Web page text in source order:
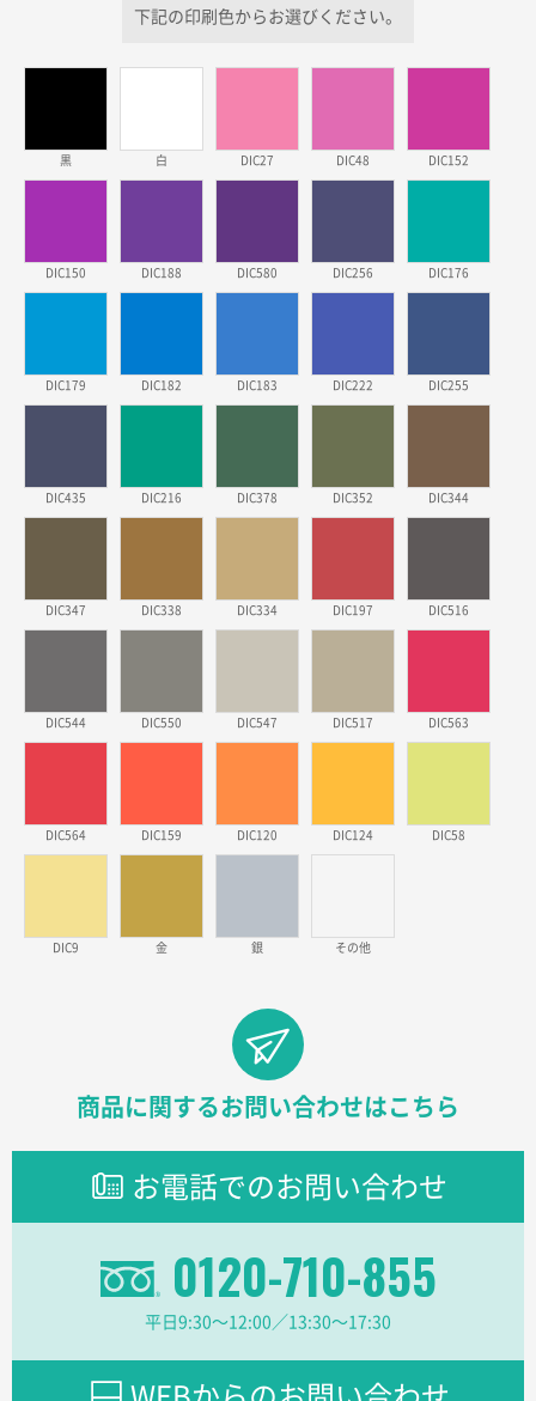
希望の商品、値段であった。いぜん注文したことがあ
東京都株社様
ECOワンポイントポリ袋 A4サイズ（白）500枚
埼玉県のお客様
安そうだった
2026年03月17日 19:11
ワンポイントポリ袋 A4サイズ
1000枚
東京都のお客様
【オーダー商品】特別ご注文ページ04
2026年02月17日 12:18
柔軟かつスピーディーに対応してくれたため
2026年02月16日 14:47
大阪府F社様
2026年02月13日 22:10
レスタスさんでは以前、自社封筒を製作していただき
ました早く、安く、丁寧につくられているので安心し
下記の印刷色からお選びください。
黒 白 DIC27 DIC48 DIC152
DIC150 DIC188 DIC580 DIC256 DIC176
DIC179 DIC182 DIC183 DIC222 DIC255
DIC435 DIC216 DIC378 DIC352 DIC344
DIC347 DIC338 DIC334 DIC197 DIC516
DIC544 DIC550 DIC547 DIC517 DIC563
DIC564 DIC159 DIC120 DIC124 DIC58
DIC9 金 銀 その他
商品に関するお問い合わせはこちら
お電話でのお問い合わせ
0120-710-855
平日9:30〜12:00／13:30〜17:30